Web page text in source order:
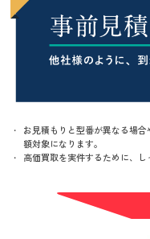
お見積もりと型番が異なる場
額対象になります。
高価買取を実件するために、